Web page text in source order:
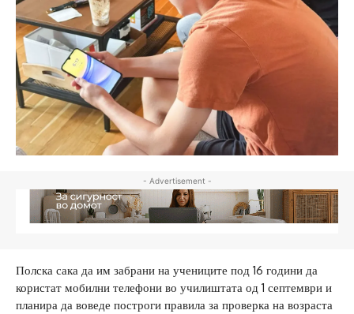
- Advertisement -
Полска сака да им забрани на учениците под 16 години да
користат мобилни телефони во училиштата од 1 септември и
планира да воведе построги правила за проверка на возраста